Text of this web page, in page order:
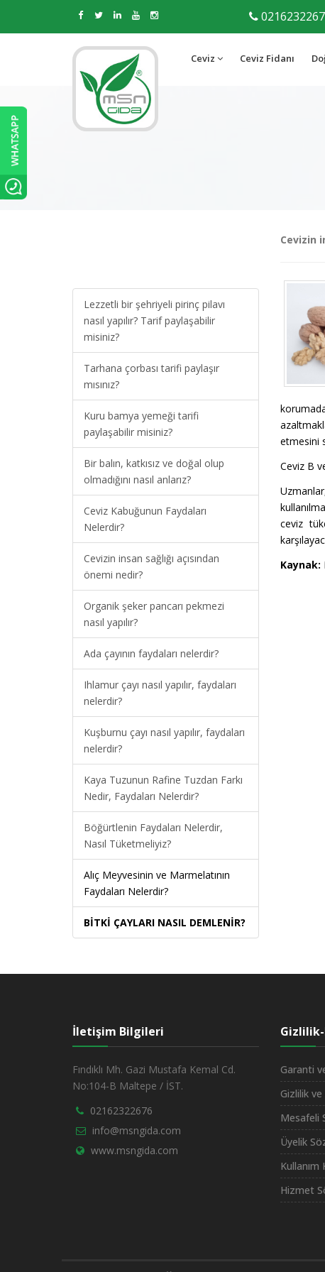
Ceviz Ceviz Fidanı
Lezzetli bir şehriyeli pirinç pilavı
nasıl yapılır? Tarif paylaşabilir
misiniz?
Tarhana çorbası tarifi paylaşır
mısınız?
Kuru bamya yemeği tarifi
paylaşabilir misiniz?
Bir balın, katkısız ve doğal olup
olmadığını nasıl anlarız?
Ceviz Kabuğunun Faydaları
Nelerdir?
Cevizin insan sağlığı açısından
önemi nedir?
Organik şeker pancarı pekmezi
nasıl yapılır?
Ada çayının faydaları nelerdir?
Ihlamur çayı nasıl yapılır, faydaları
nelerdir?
Kuşburnu çayı nasıl yapılır, faydaları
nelerdir?
Kaya Tuzunun Rafine Tuzdan Farkı
Nedir, Faydaları Nelerdir?
Böğürtlenin Faydaları Nelerdir,
Nasıl Tüketmeliyiz?
Alıç Meyvesinin ve Marmelatının
Faydaları Nelerdir?
BİTKİ ÇAYLARI NASIL DEMLENİR?
Cevizin
etmesini
Ceviz B
ceviz
Kaynak:
İletişim Bilgileri
Fındıklı Mh. Gazi Mustafa Kemal Cd.
No:104-B Maltepe / İST.
02162322676
info@msngida.com
www.msngida.com
Gizlilik-
Garanti
Gizlilik
Mesafeli
Üyelik
Kullanım
Hizmet